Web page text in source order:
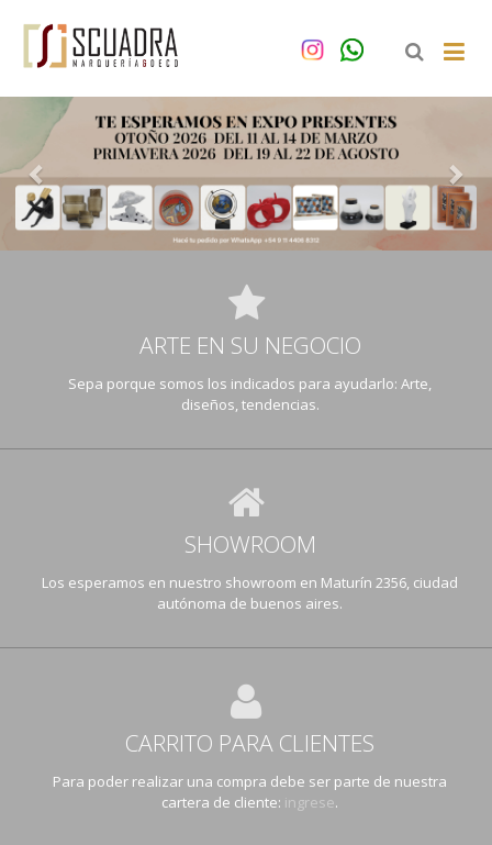
Anterior
ARTE EN SU NEGOCIO
Sepa porque somos los indicados para ayudarlo: Arte,
diseños, tendencias.
SHOWROOM
Los esperamos en nuestro showroom en Maturín 2356, ciudad
autónoma de buenos aires.
CARRITO PARA CLIENTES
Para poder realizar una compra debe ser parte de nuestra
cartera de cliente: ingrese.